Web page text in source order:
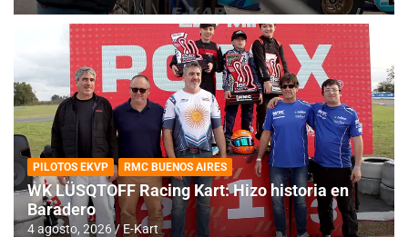
PILOTOS EKVP RMC BUENOS AIRES
WK LÜSQTOFF Racing Kart: Hizo historia en
Baradero
4 agosto, 2026 E-Kart